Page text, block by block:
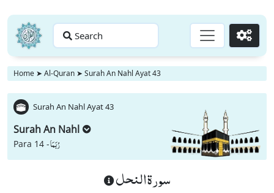
Search Go
Home ➤ Al-Quran ➤ Surah An Nahl Ayat 43
Surah An Nahl Ayat 43
Surah An Nahl
Para 14 -رُبَمَا
سورة النحل